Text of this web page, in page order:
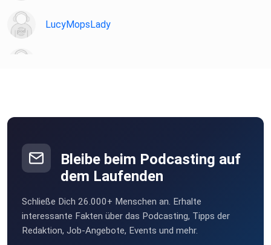
LucyMopsLady
Berlin
Dauersitzer
nfocasxc
Bleibe beim Podcasting auf
dem Laufenden
Schließe Dich 26.000+ Menschen an. Erhalte
interessante Fakten über das Podcasting, Tipps der
Redaktion, Job-Angebote, Events und mehr.